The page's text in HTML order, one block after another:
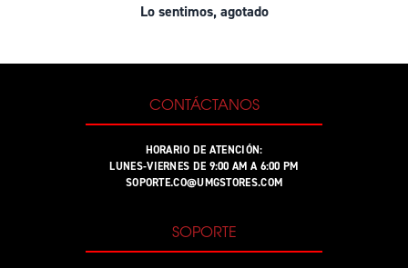
Lo sentimos, agotado
CONTÁCTANOS
HORARIO DE ATENCIÓN:
LUNES-VIERNES DE 9:00 AM A 6:00 PM
SOPORTE.CO@UMGSTORES.COM
SOPORTE